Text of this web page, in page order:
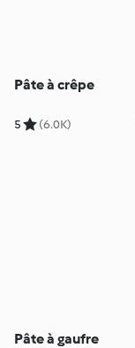
Pâte à crêpe
5 (6.0K)
Pâte à gaufre